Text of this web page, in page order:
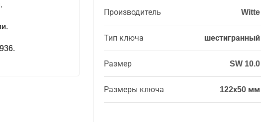
Производитель Witte
Тип ключа шестигранный
Размер SW 10.0
Размеры ключа 122х50 мм